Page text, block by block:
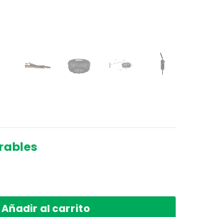
bronce con pantalla textil negra
Añadir al carrito